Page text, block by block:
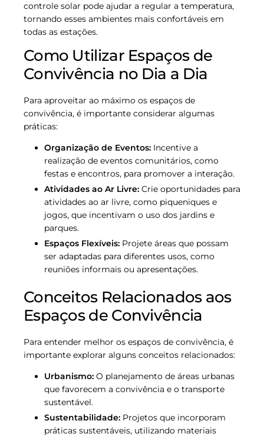
controle solar pode ajudar a regular a temperatura,
tornando esses ambientes mais confortáveis em
todas as estações.
Como Utilizar Espaços de
Convivência no Dia a Dia
Para aproveitar ao máximo os espaços de
convivência, é importante considerar algumas
práticas:
Organização de Eventos: Incentive a
realização de eventos comunitários, como
festas e encontros, para promover a interação.
Atividades ao Ar Livre: Crie oportunidades para
atividades ao ar livre, como piqueniques e
jogos, que incentivam o uso dos jardins e
parques.
Espaços Flexíveis: Projete áreas que possam
ser adaptadas para diferentes usos, como
reuniões informais ou apresentações.
Conceitos Relacionados aos
Espaços de Convivência
Para entender melhor os espaços de convivência, é
importante explorar alguns conceitos relacionados:
Urbanismo: O planejamento de áreas urbanas
que favorecem a convivência e o transporte
sustentável.
Sustentabilidade: Projetos que incorporam
práticas sustentáveis, utilizando materiais